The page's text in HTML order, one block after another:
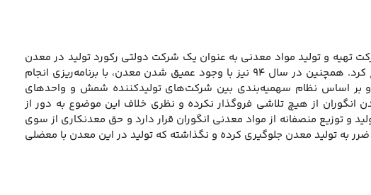
تهیه و تولید مواد معدنی به عنوان یک شرکت دولتی رکورد تولید در معدن
انگوران را در سال ۹۳ شکسته و بیش از یک‌میلیون تن مواد معدنی استخراج کرد. همچنین در سال ۹۴ نیز با وجود عمیق شدن معدن، با برنامه‌ریزی انجام
کرد و بر اساس نظام سهمیه‌بندی بین شرکت‌های تولیدکننده شمش و واحدهای
انگوران از هیچ تلاشی فروگذار نکرده و نظری خلاف این موضوع به دور از
و توزیع منصفانه از مواد معدنی انگوران قرار دارد و حق معدنکاری از سوی
به تولید معدن جلوگیری کرده و نگذاشته که تولید در این معدن با معضلی